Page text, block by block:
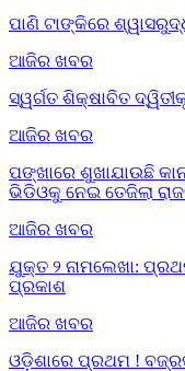
ପାଣି ଟାଙ୍କିରେ
ଆଜିର ଖବର
ସ୍ୱର୍ଗତ ଶିକ୍ଷାବିତ
ଆଜିର ଖବର
ପଙ୍ଖାରେ ଶୁଖାଯାଉଛି
ଭିଡିଓକୁ ନେଇ ତେଜିଲା
ଆଜିର ଖବର
ଯୁକ୍ତ ୨ ନାମଲେଖା:
ପ୍ରକାଶ
ଆଜିର ଖବର
ଓଡ଼ିଶାରେ ପ୍ରଥମ !